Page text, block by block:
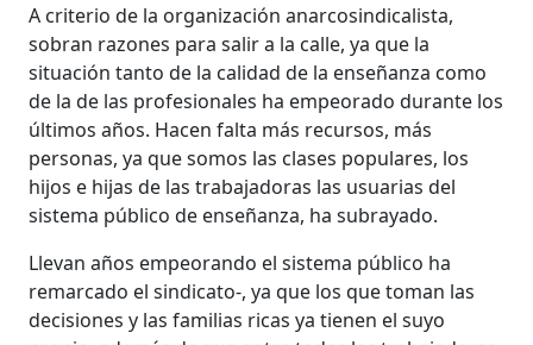
A criterio de la organización anarcosindicalista,
sobran razones para salir a la calle, ya que la
situación tanto de la calidad de la enseñanza como
de la de las profesionales ha empeorado durante los
últimos años. Hacen falta más recursos, más
personas, ya que somos las clases populares, los
hijos e hijas de las trabajadoras las usuarias del
sistema público de enseñanza, ha subrayado.
Llevan años empeorando el sistema público ha
remarcado el sindicato-, ya que los que toman las
decisiones y las familias ricas ya tienen el suyo